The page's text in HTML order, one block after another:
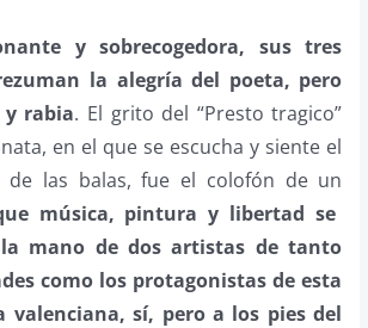
y sobrecogedora, sus tres
la alegría del poeta, pero
rabia. El grito del “Presto tragico”
en el que se escucha y siente el
de las balas, fue el colofón de un
música, pintura y libertad se
mano de dos artistas de tanto
como los protagonistas de esta
valenciana, sí, pero a los pies del